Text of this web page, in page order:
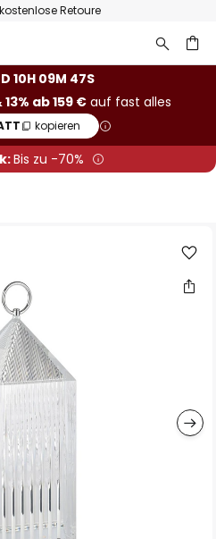
Retoure
10H 09M 46S
13% ab 159 €auf fast alles
kopieren
Bis zu -70%